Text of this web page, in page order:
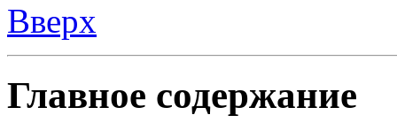
Вверх
Главное содержание